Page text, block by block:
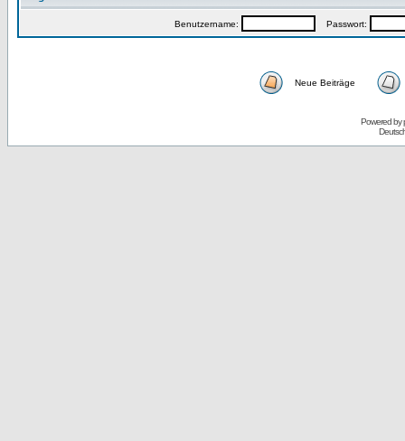
Benutzername: Passwort:
Neue Beiträge
Powered by